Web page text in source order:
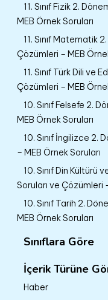
11. Sınıf Fizik 2.
MEB Örnek Soruları
11. Sınıf Matematik
Çözümleri – MEB
11. Sınıf Türk Dili ve
Çözümleri – MEB
10. Sınıf Felsefe 2.
MEB Örnek Soruları
10. Sınıf İngilizce 2.
– MEB Örnek Soruları
10. Sınıf Din Kültürü
Soruları ve Çözümleri
10. Sınıf Tarih 2.
MEB Örnek Soruları
Sınıflara Göre
İçerik Türüne
Haber